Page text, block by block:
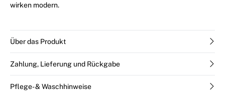
wirken modern.
Über das Produkt
Zahlung, Lieferung und Rückgabe
Pflege- & Waschhinweise